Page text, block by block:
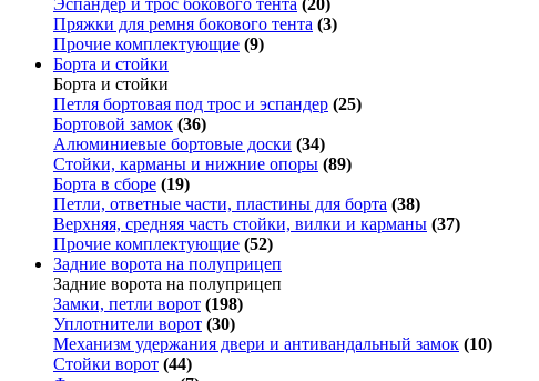
Эспандер и трос бокового тента (20)
Пряжки для ремня бокового тента (3)
Прочие комплектующие (9)
Борта и стойки
Борта и стойки
Петля бортовая под трос и эспандер (25)
Бортовой замок (36)
Алюминиевые бортовые доски (34)
Стойки, карманы и нижние опоры (89)
Борта в сборе (19)
Петли, ответные части, пластины для борта (38)
Верхняя, средняя часть стойки, вилки и карманы (37)
Прочие комплектующие (52)
Задние ворота на полуприцеп
Задние ворота на полуприцеп
Замки, петли ворот (198)
Уплотнители ворот (30)
Механизм удержания двери и антивандальный замок (10)
Стойки ворот (44)